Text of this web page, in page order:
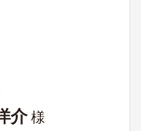
介様